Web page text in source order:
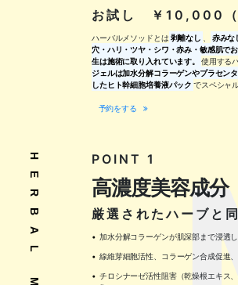
お試し ￥10,000（
ハーバルメソッドとは 剥離なし 赤みな
穴・ハリ・ツヤ・シワ・赤み・敏感肌で
生は施術に取り入れています。
使用する
ジェルは加水分解コラーゲンやプラセン
したヒト幹細胞培養液パック でスペシャ
予約をする
POINT 1
高濃度美容成
厳選されたハーブと
加水分解コラーゲンが肌深部まで浸透
線維芽細胞活性、コラーゲン合成促進
チロシナーゼ活性阻害（乾燥根エキス